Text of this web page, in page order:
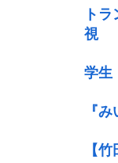
ト
視
学生
『
【